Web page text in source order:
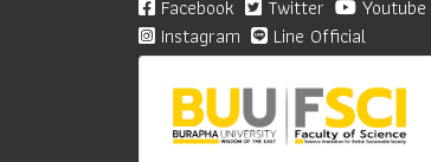
Facebook
Twitter
Youtube
Instagram
Line Official